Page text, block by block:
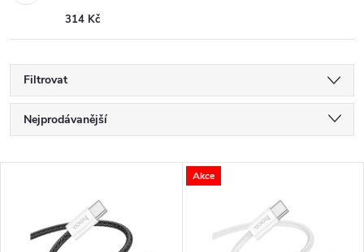
314 Kč
Filtrovat
Ř
a
Nejprodávanější
Akce